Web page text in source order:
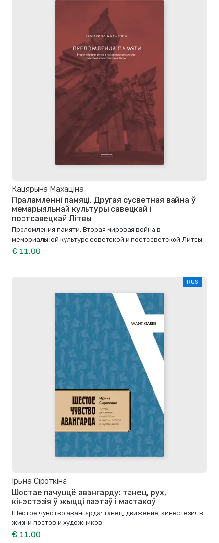
Кацярына Махаціна
Праламленні памяці. Другая сусветная вайна ў
мемарыяльнай культуры савецкай і
постсавецкай Літвы
Преломления памяти. Вторая мировая война в
мемориальной культуре советской и постсоветской Литвы
€ 11.00
RUS
Ірына Сіроткіна
Шостае пачуццё авангарду: танец, рух,
кінэстэзія ў жыцці паэтаў і мастакоў
Шестое чувство авангарда: танец, движение, кинестезия в
жизни поэтов и художников
€ 11.00